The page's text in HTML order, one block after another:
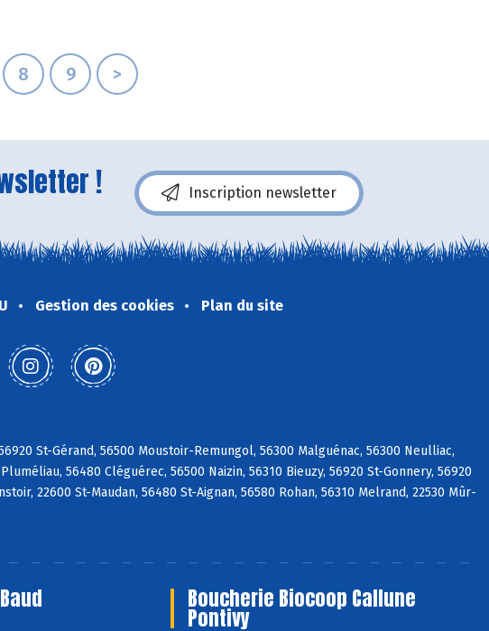
8 9 >
! Inscription newsletter
Gestion des cookies Plan du site
St-Gérand, 56500 Moustoir-Remungol, 56300 Malguénac, 56300 Neulliac,
56480 Cléguérec, 56500 Naizin, 56310 Bieuzy, 56920 St-Gonnery, 56920
22600 St-Maudan, 56480 St-Aignan, 56580 Rohan, 56310 Melrand, 22530 Mûr-
Boucherie Biocoop Callune
Pontivy